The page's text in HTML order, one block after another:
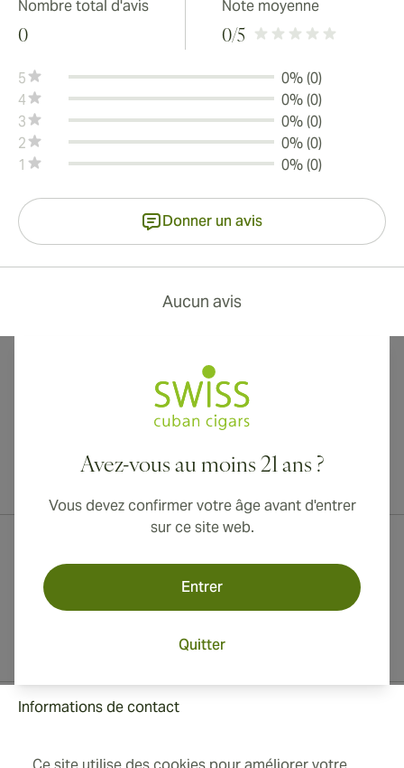
Nombre total d'avis
0
Note moyenne
0/5
5
0% (0)
4
0% (0)
3
0% (0)
2
0% (0)
1
0% (0)
Donner un avis
Aucun avis
Avez-vous au moins 21 ans ?
Vous devez confirmer votre âge avant d'entrer
sur ce site web.
Entrer
Quitter
Livraison internationale disponible vers le Canada, le Royaume-Uni
Informations de contact